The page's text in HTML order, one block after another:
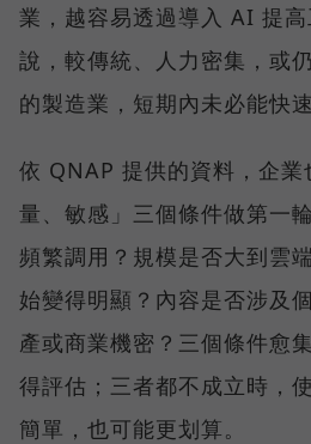
業，越容易透過導入 AI 提
說，較傳統、人力密集，或
的製造業，短期內未必能快
依 QNAP 提供的資料，企業
量、敏感」三個條件做第一
頻繁調用？規模是否大到雲
始變得明顯？內容是否涉及
產或商業機密？三個條件愈
得評估；三者都不成立時，
簡單，也可能更划算。